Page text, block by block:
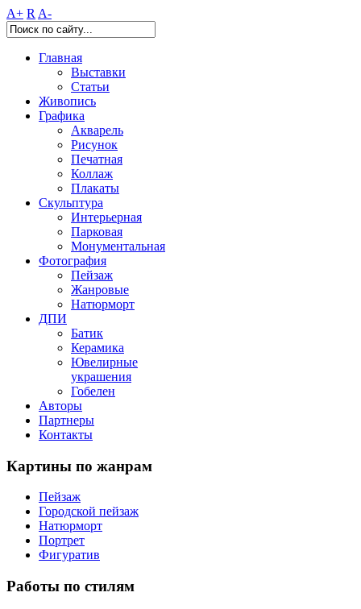
A+ R A-
Главная
Выставки
Статьи
Живопись
Графика
Акварель
Рисунок
Печатная
Коллаж
Плакаты
Скульптура
Интерьерная
Парковая
Монументальная
Фотография
Пейзаж
Жанровые
Натюрморт
ДПИ
Батик
Керамика
Ювелирные
украшения
Гобелен
Авторы
Партнеры
Контакты
Картины по жанрам
Пейзаж
Городской пейзаж
Натюрморт
Портрет
Фигуратив
Работы по стилям